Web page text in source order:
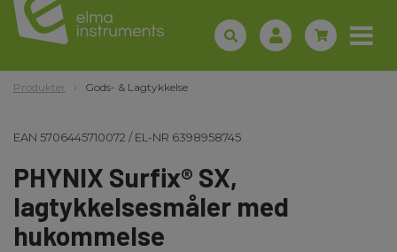
Produkter Gods- & Lagtykkelse
EAN 5706445710072 /EL-NR 6398958745
PHYNIX Surfix® SX,
lagtykkelsesmåler med
hukommelse